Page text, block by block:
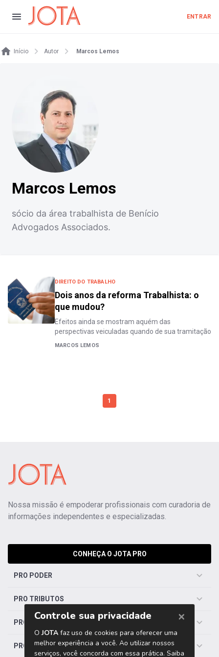
ENTRAR
Início Autor Marcos Lemos
Marcos Lemos
sócio da área trabalhista de Benício
Advogados Associados.
DIREITO DO TRABALHO
Dois anos da reforma Trabalhista: o
que mudou?
Efeitos ainda se mostram aquém das
perspectivas veiculadas quando de sua tramitação
MARCOS LEMOS
1
Nossa missão é empoderar profissionais com curadoria de
informações independentes e especializadas.
CONHEÇA O JOTA PRO
PRO PODER
PRO TRIBUTOS
PRO TRABALHISTA
PRO SAÚDE